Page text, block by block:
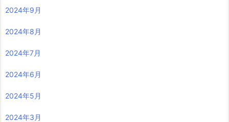
2024年9月
2024年8月
2024年7月
2024年6月
2024年5月
2024年3月